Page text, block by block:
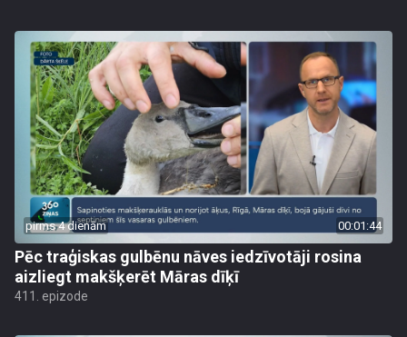
pirms 4 dienām 00:01:44
Pēc traģiskas gulbēnu nāves iedzīvotāji rosina
aizliegt makšķerēt Māras dīķī
411. epizode